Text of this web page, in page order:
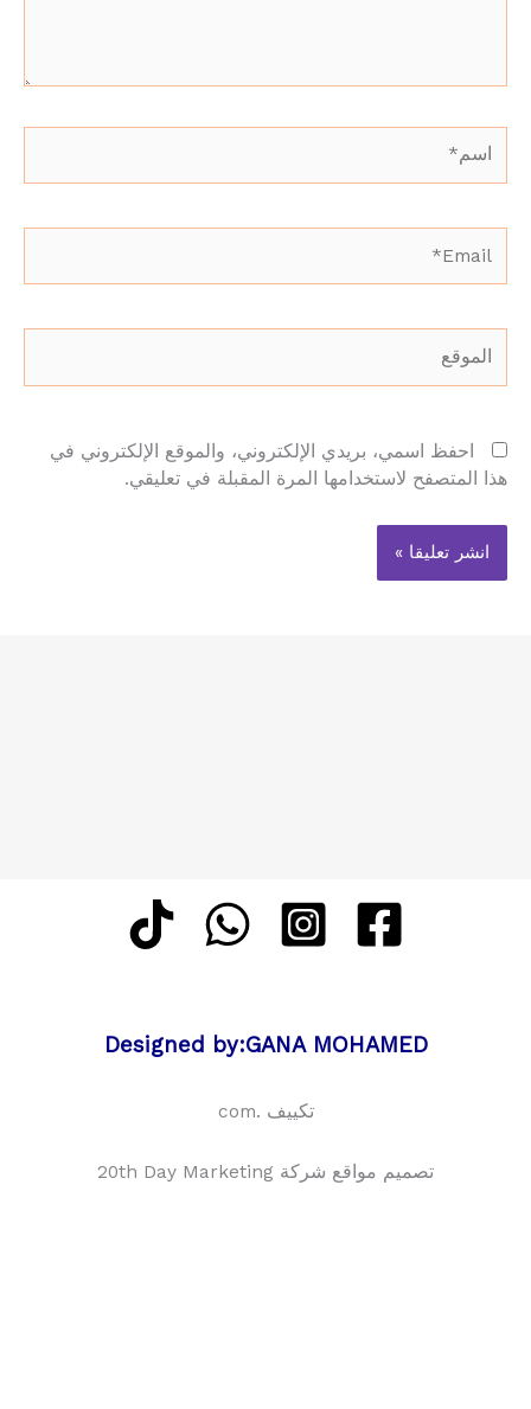
احفظ اسمي، بريدي الإلكتروني، والموقع الإلكتروني في
هذا المتصفح لاستخدامها المرة المقبلة في تعليقي.
Designed by:GANA MOHAMED
تكييف .com
تصميم مواقع شركة 20th Day Marketing